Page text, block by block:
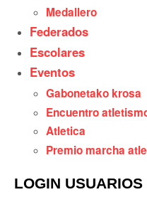
Medallero
Federados
Escolares
Eventos
Gabonetako krosa
Encuentro
Atletica
Premio marcha
LOGIN USUARIOS